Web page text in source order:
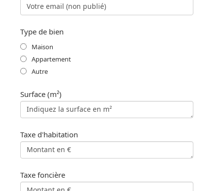
Type de bien
Maison
Appartement
Autre
Surface (m²)
Taxe d'habitation
Taxe foncière